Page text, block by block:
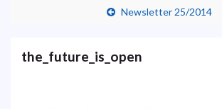
Newsletter 25/2014
the_future_is_open